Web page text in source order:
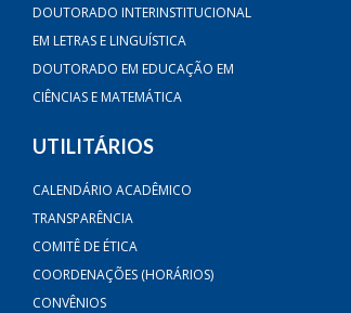
DOUTORADO INTERINSTITUCIONAL
EM LETRAS E LINGUÍSTICA
DOUTORADO EM EDUCAÇÃO EM
CIÊNCIAS E MATEMÁTICA
UTILITÁRIOS
CALENDÁRIO ACADÊMICO
TRANSPARÊNCIA
COMITÊ DE ÉTICA
COORDENAÇÕES (HORÁRIOS)
CONVÊNIOS